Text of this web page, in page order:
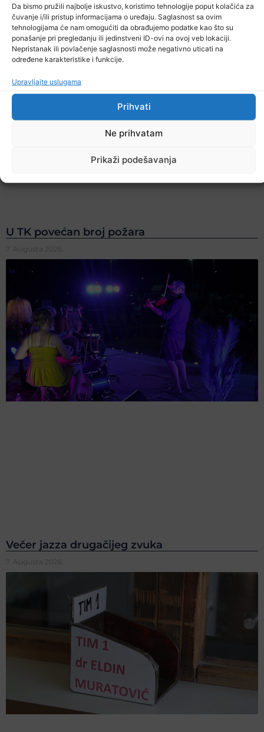
Da bismo pružili najbolje iskustvo, koristimo tehnologije poput kolačića za
čuvanje i/ili pristup informacijama o uređaju. Saglasnost sa ovim
tehnologijama će nam omogućiti da obrađujemo podatke kao što su
ponašanje pri pregledanju ili jedinstveni ID-ovi na ovoj veb lokaciji.
Nepristanak ili povlačenje saglasnosti može negativno uticati na
određene karakteristike i funkcije.
Upravljajte uslugama
Prihvati
Ne prihvatam
Prikaži podešavanja
U TK povećan broj požara
7. Augusta 2026.
Večer jazza drugačijeg zvuka
7. Augusta 2026.